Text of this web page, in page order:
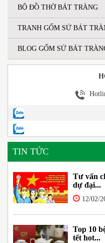
BỘ ĐỒ THỜ BÁT TRÀNG
TRANH GỐM SỨ BÁT
BLOG GỐM SỨ BÁT
TIN TỨC
Tư vấn
dự đại...
12/02/
Top 10
tết hot...